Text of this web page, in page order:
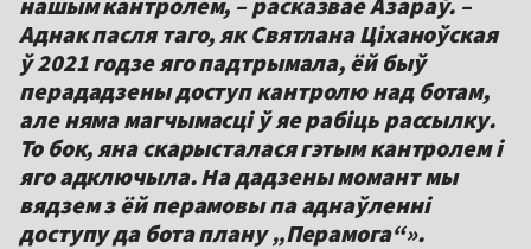
Аднак пасля таго, як Святлана Ціханоўская
ў 2021 годзе яго падтрымала, ёй быў
перададзены доступ кантролю над ботам,
але няма магчымасці ў яе рабіць рассылку.
То бок, яна скарысталася гэтым кантролем і
яго адключыла. На дадзены момант мы
вядзем з ёй перамовы па аднаўленні
доступу да бота плану „Перамога“».